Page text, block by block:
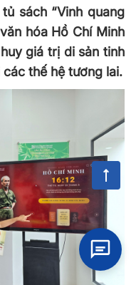
sách “Vinh quang
hóa Hồ Chí Minh
giá trị di sản tinh
thế hệ tương lai.